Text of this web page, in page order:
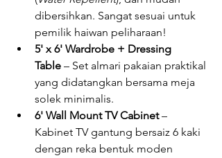
dibersihkan. Sangat sesuai untuk
pemilik haiwan peliharaan!
5' x 6' Wardrobe + Dressing
Table – Set almari pakaian praktikal
yang didatangkan bersama meja
solek minimalis.
6' Wall Mount TV Cabinet –
Kabinet TV gantung bersaiz 6 kaki
dengan reka bentuk moden